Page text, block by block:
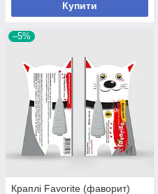
Купити
–5%
Краплі Favorite (фаворит)